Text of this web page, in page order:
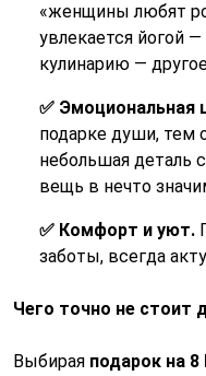
«женщины любят
увлекается йогой
кулинарию —
✅ Эмоциональная
подарке души, тем
небольшая деталь
вещь в нечто
✅ Комфорт и уют.
заботы, всегда
Чего точно не стоит
Выбирая подарок на